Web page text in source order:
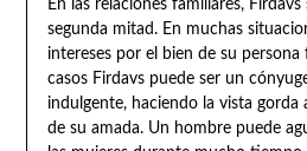
En las relaciones familiares,
segunda mitad. En muchas
intereses por el bien de su persona
casos Firdavs puede ser un
indulgente, haciendo la vista gorda
de su amada. Un hombre puede